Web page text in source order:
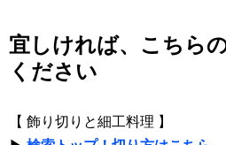
宜しければ、こちら
ください
【 飾り切りと細工料理 】